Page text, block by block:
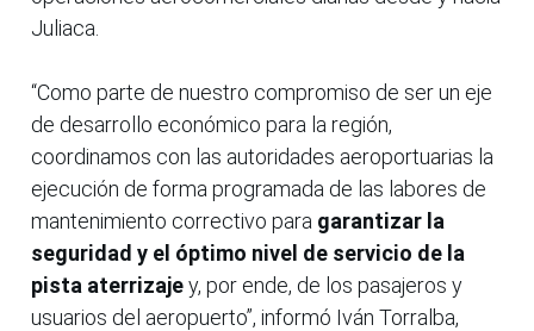
Juliaca.
“Como parte de nuestro compromiso de ser un eje
de desarrollo económico para la región,
coordinamos con las autoridades aeroportuarias la
ejecución de forma programada de las labores de
mantenimiento correctivo para garantizar la
seguridad y el óptimo nivel de servicio de la
pista aterrizajey, por ende, de los pasajeros y
usuarios del aeropuerto”, informó Iván Torralba,